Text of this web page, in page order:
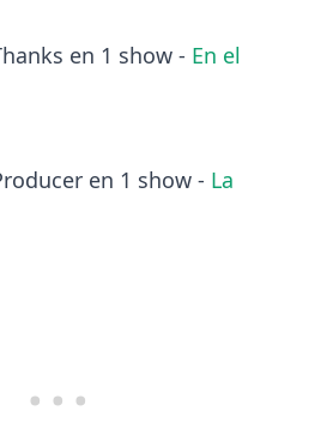
en 1 show - En el
en 1 show - La